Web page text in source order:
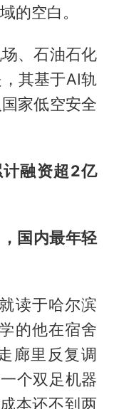
的空白。
、石油石化
其基于AI轨
家低空安全
融资超2亿
国内最年轻
读于哈尔滨
的他在宿舍
廊里反复调
个双足机器
本还不到两